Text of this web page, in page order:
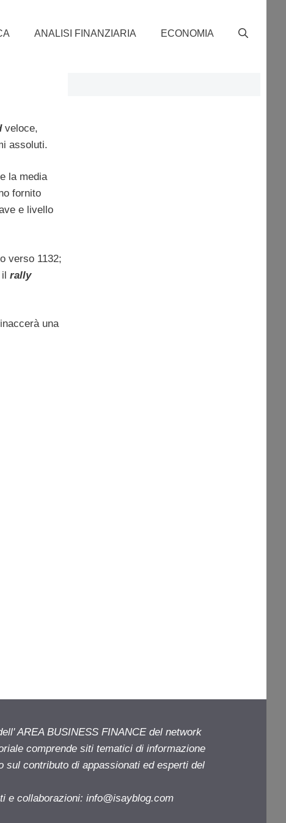
ANALISI FINANZIARIA ECONOMIA
veloce,
assoluti.
e la media
fornito
e livello
verso 1132;
rally
una
AREA BUSINESS FINANCE del network
comprende siti tematici di informazione
sul contributo di appassionati ed esperti del
e collaborazioni: info@isayblog.com